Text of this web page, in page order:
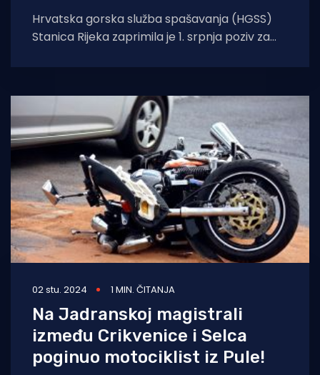
Hrvatska gorska služba spašavanja (HGSS)
Stanica Rijeka zaprimila je 1. srpnja poziv za
02 stu. 2024 1 MIN. ČITANJA
Na Jadranskoj magistrali
između Crikvenice i Selca
poginuo motociklist iz Pule!